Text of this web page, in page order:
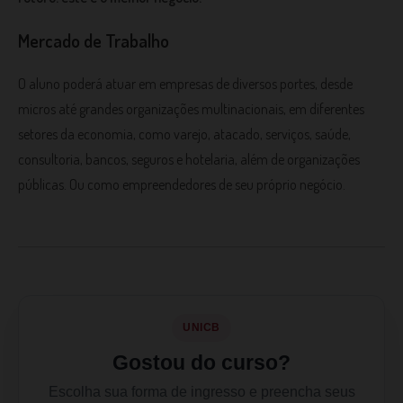
Mercado de Trabalho
O aluno poderá atuar em empresas de diversos portes, desde
micros até grandes organizações multinacionais, em diferentes
setores da economia, como varejo, atacado, serviços, saúde,
consultoria, bancos, seguros e hotelaria, além de organizações
públicas. Ou como empreendedores de seu próprio negócio.
UNICB
Gostou do curso?
Escolha sua forma de ingresso e preencha seus